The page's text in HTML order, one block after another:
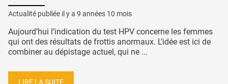
Actualité publiée il y a 9 années 10 mois
Aujourd’hui l’indication du test HPV concerne les femmes
qui ont des résultats de frottis anormaux. L’idée est ici de
combiner au dépistage actuel, qui ne ...